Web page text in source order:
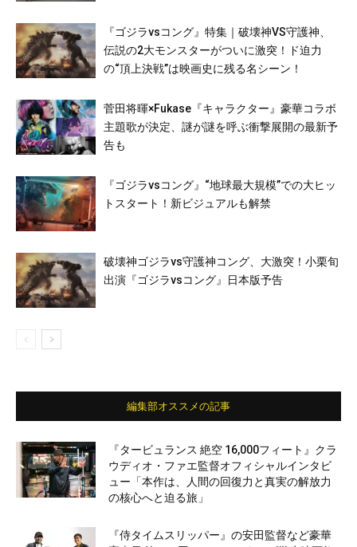
『ゴジラvsコング』特集｜破壊神VS守護神、
伝説の2大モンスターがついに激突！ド迫力
の“頂上決戦”は映画史に残る名シーン！
菅田将暉×Fukase『キャラクター』豪華コラボ
主題歌が決定、謎が謎を呼ぶ衝撃展開の最新予
告も
『ゴジラvsコング』“地球最大規模”での大ヒッ
トスタート！新ビジュアルも解禁
破壊神ゴジラvs守護神コング、大激突！小栗旬
出演『ゴジラvsコング』日本版予告
編集部オススメの記事
『タービュランス 絶空 16,000フィート』クラ
ウディオ・ファエ監督オフィシャルインタビ
ュー「本作は、人間の回復力と真実の解放力
の核心へと迫る旅」
『侍タイムスリッパー』の安田監督など豪華